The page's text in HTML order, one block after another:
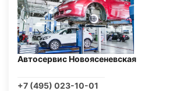
Автосервис Новоясеневская
+7 (495) 023-10-01